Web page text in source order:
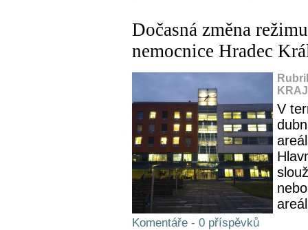
Dočasná změna
nemocnice Hradec
V
Komentáře - 0 příspěvků